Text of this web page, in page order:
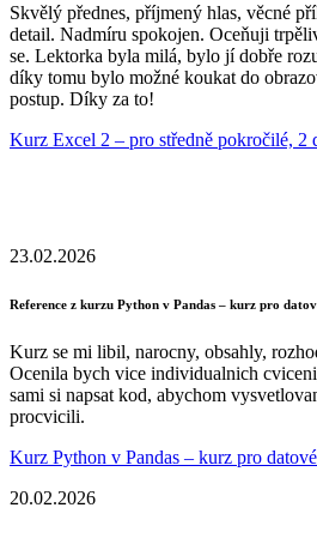
Skvělý přednes, příjmený hlas, věcné
detail. Nadmíru spokojen. Oceňuji
se. Lektorka byla milá, bylo jí dobře
díky tomu bylo možné koukat do
postup. Díky za to!
Kurz Excel 2 – pro středně pokročilé, 2
23.02.2026
Reference z kurzu Python v Pandas – kurz pro
Kurz se mi libil, narocny, obsahly,
Ocenila bych vice individualnich
sami si napsat kod, abychom
procvicili.
Kurz Python v Pandas – kurz pro
20.02.2026